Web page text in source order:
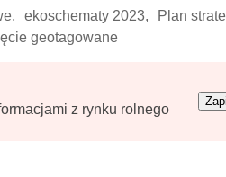
ekoschematy 2023, Plan
geotagowane
z rynku rolnego